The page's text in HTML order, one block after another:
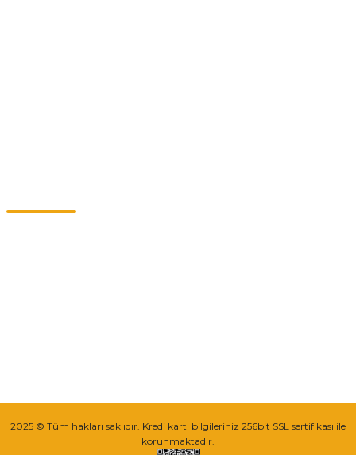
2025 © Tüm hakları saklıdır. Kredi kartı bilgileriniz 256bit SSL sertifikası ile
korunmaktadır.